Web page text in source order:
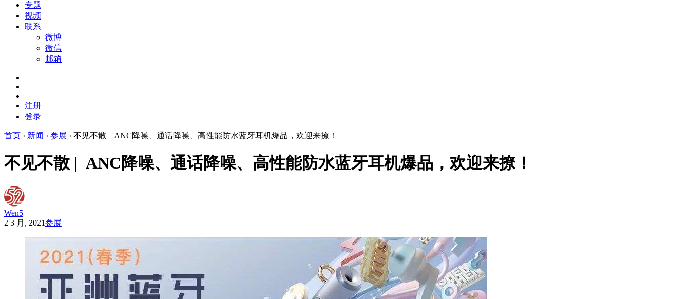
专题
视频
联系
微博
微信
邮箱
注册
登录
首页 › 新闻 › 参展 › 不见不散 | ANC降噪、通话降噪、高性能防水蓝牙耳机爆品，欢迎来撩！
不见不散 | ANC降噪、通话降噪、高性能防水蓝牙耳机爆品，欢迎来撩！
Wen5
2 3 月, 2021参展